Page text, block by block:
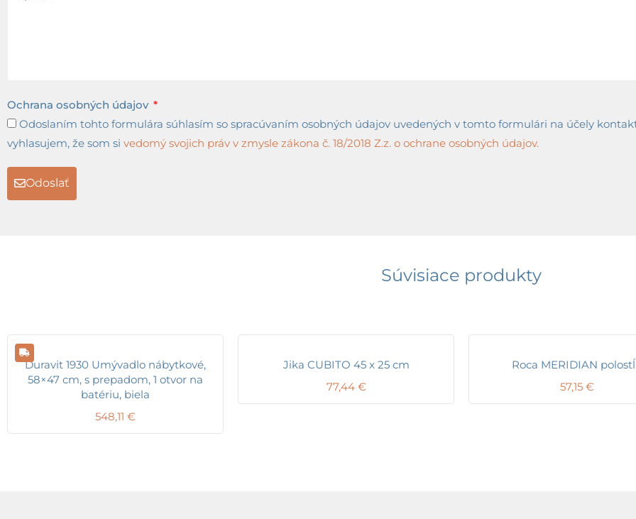
Ochrana osobných údajov
Odoslaním tohto formulára súhlasím so spracúvaním osobných údajov uvedených v tomto formulári na účely
vyhlasujem, že som si vedomý svojich práv v zmysle zákona č. 18/2018 Z.z. o ochrane osobných údajov.
Odoslať
Súvisiace produkty
Duravit 1930 Umývadlo nábytkové,
58×47 cm, s prepadom, 1 otvor na
batériu, biela
548,11 €
Jika CUBITO 45 x 25 cm
77,44 €
Roca MERIDIAN
57,15 €